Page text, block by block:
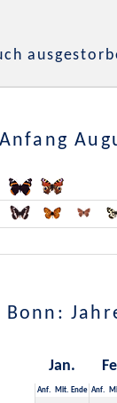
Bonn:
Jan.
Anf. Mit. Ende Anf.